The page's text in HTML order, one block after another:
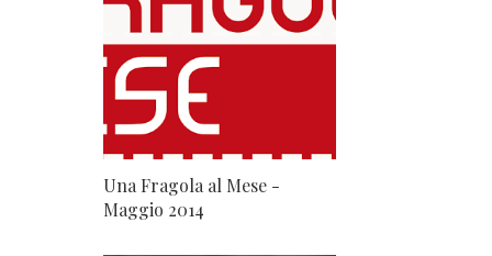
Una Fragola al Mese -
Maggio 2014